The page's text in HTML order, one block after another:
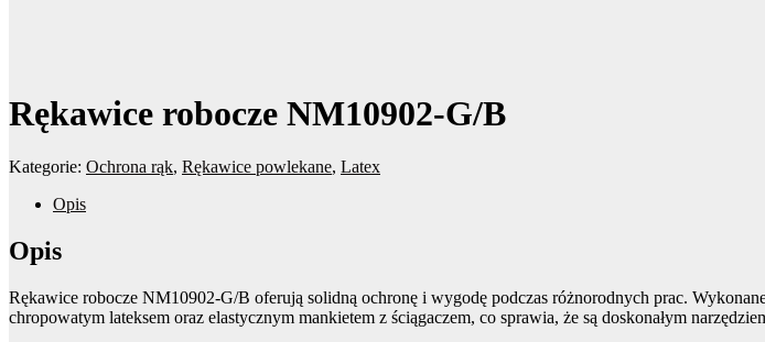
Rękawice robocze NM10902-G/B
Kategorie: Ochrona rąk, Rękawice powlekane, Latex
Opis
Opis
Rękawice robocze NM10902-G/B oferują solidną ochronę i wygodę podczas różnorodnych prac.
chropowatym lateksem oraz elastycznym mankietem z ściągaczem, co sprawia, że są doskonałym